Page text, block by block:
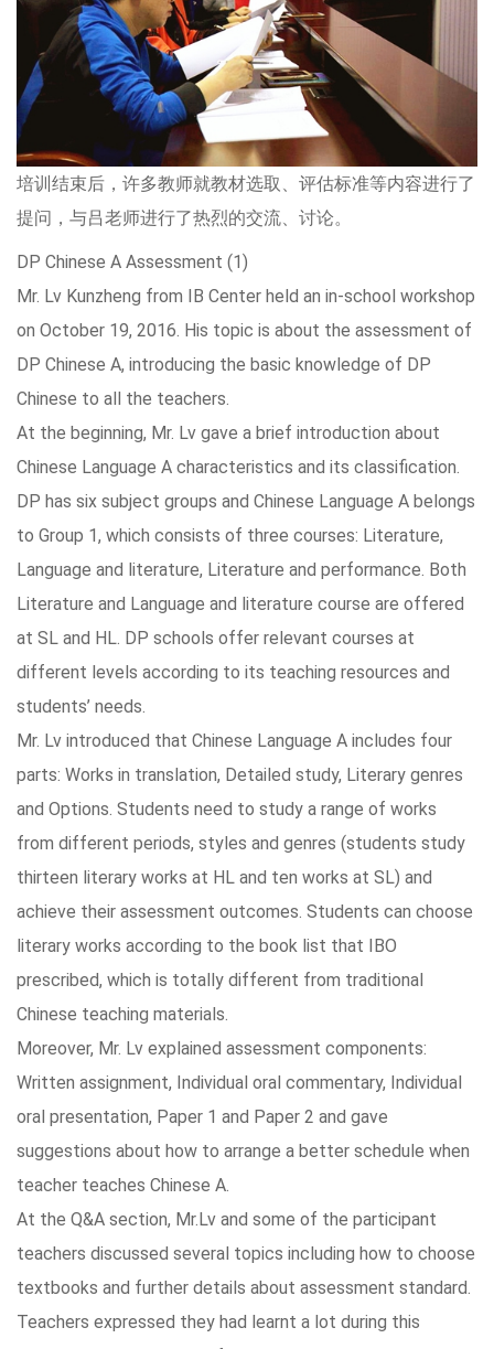
培训结束后，许多教师就教材选取、评估标准等内容进行了
提问，与吕老师进行了热烈的交流、讨论。
DP Chinese A Assessment (1)
Mr. Lv Kunzheng from IB Center held an in-school workshop
on October 19, 2016. His topic is about the assessment of
DP Chinese A, introducing the basic knowledge of DP
Chinese to all the teachers.
At the beginning, Mr. Lv gave a brief introduction about
Chinese Language A characteristics and its classification.
DP has six subject groups and Chinese Language A belongs
to Group 1, which consists of three courses: Literature,
Language and literature, Literature and performance. Both
Literature and Language and literature course are offered
at SL and HL. DP schools offer relevant courses at
different levels according to its teaching resources and
students’ needs.
Mr. Lv introduced that Chinese Language A includes four
parts: Works in translation, Detailed study, Literary genres
and Options. Students need to study a range of works
from different periods, styles and genres (students study
thirteen literary works at HL and ten works at SL) and
achieve their assessment outcomes. Students can choose
literary works according to the book list that IBO
prescribed, which is totally different from traditional
Chinese teaching materials.
Moreover, Mr. Lv explained assessment components:
Written assignment, Individual oral commentary, Individual
oral presentation, Paper 1 and Paper 2 and gave
suggestions about how to arrange a better schedule when
teacher teaches Chinese A.
At the Q&A section, Mr.Lv and some of the participant
teachers discussed several topics including how to choose
textbooks and further details about assessment standard.
Teachers expressed they had learnt a lot during this